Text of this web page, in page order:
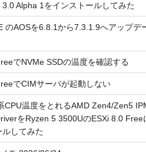
Alpha 1をインストールしてみた
のAOSを6.8.1から7.3.1.9へアップデ
でNVMe SSDの温度を確認する
でCIMサーバが起動しない
CPU温度をとれるAMD Zen4/Zen5
をRyzen 5 3500UのESXi 8.0 Free
ルしてみた